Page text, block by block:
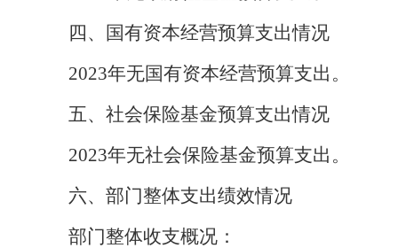
四、国有资本经营预算支出情况
2023年无国有资本经营预算支出。
五、社会保险基金预算支出情况
2023年无社会保险基金预算支出。
六、部门整体支出绩效情况
部门整体收支概况：